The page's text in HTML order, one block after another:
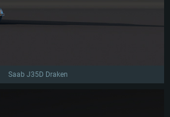
Saab J35D Draken